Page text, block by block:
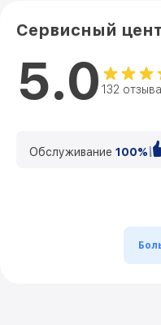
Сервисный
5.0 132
Обслуживание 100%